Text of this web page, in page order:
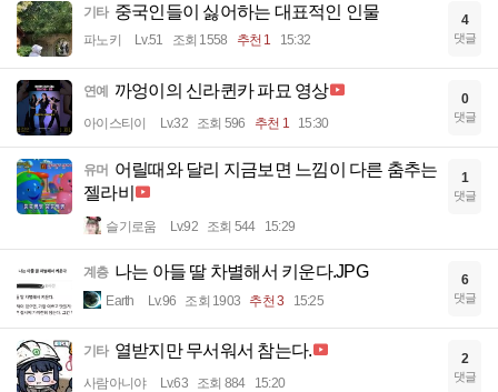
기타 중국인들이 싫어하는 대표적인 인물
파노키 Lv.51 조회 1558 추천 1 15:32
4
댓글
연예 까엉이의 신라퀸카 파묘 영상
아이스티이 Lv.32 조회 596 추천 1 15:30
0
댓글
유머 어릴때와 달리 지금보면 느낌이 다른 춤추는
젤라비
슬기로움 Lv.92 조회 544 15:29
1
댓글
계층 나는 아들 딸 차별해서 키운다.JPG
Earth Lv.96 조회 1903 추천 3 15:25
6
댓글
기타 열받지만 무서워서 참는다.
사람아니야 Lv.63 조회 884 15:20
2
댓글